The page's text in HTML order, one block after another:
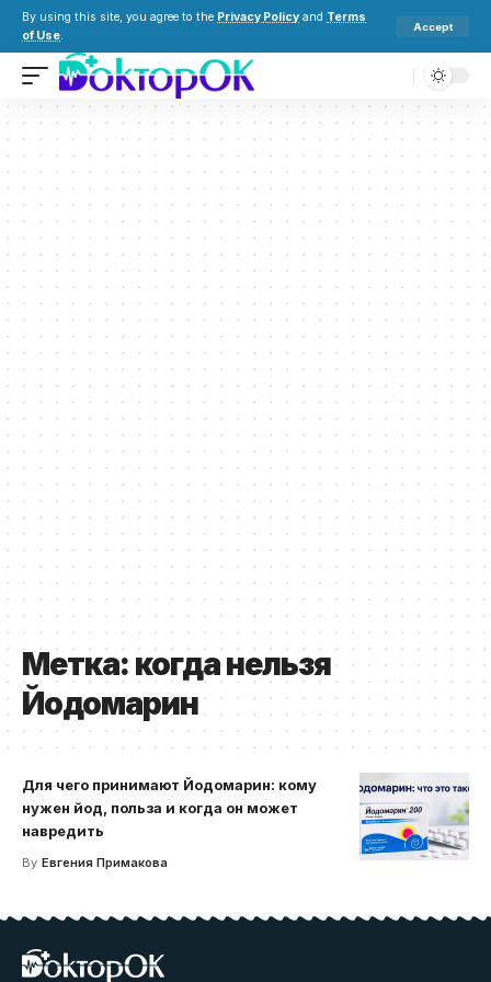
By using this site, you agree to the Privacy Policy and Terms
of Use.
Accept
Метка: когда нельзя
Йодомарин
Для чего принимают Йодомарин: кому
нужен йод, польза и когда он может
навредить
By Евгения Примакова